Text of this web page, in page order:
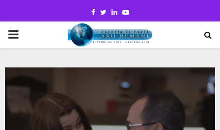
Facebook
TwitterLinkedinYoutube
PRIMARY